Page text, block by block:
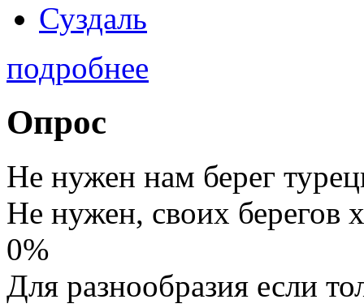
Суздаль
подробнее
Опрос
Не нужен нам берег
Не нужен, своих берегов
0%
Для разнообразия если